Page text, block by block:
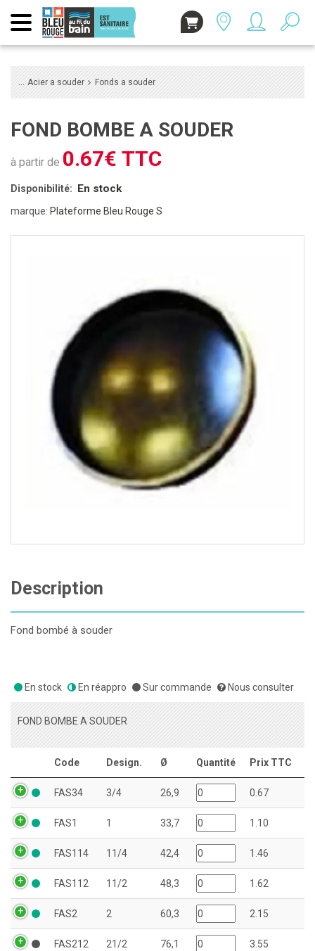
Acier a souder Fonds a souder
FOND BOMBE A SOUDER
à partir de 0.67€ TTC
Disponibilité: En stock
marque: Plateforme Bleu Rouge S
Description
Fond bombé à souder
En stock En réappro Sur commande Nous consulter
FOND BOMBE A SOUDER
Code Design. Ø Quantité Prix TTC
FAS34 3/4 26,9 0.67
FAS1 1 33,7 1.10
FAS114 11/4 42,4 1.46
FAS112 11/2 48,3 1.62
FAS2 2 60,3 2.15
FAS212 21/2 76,1 3.55